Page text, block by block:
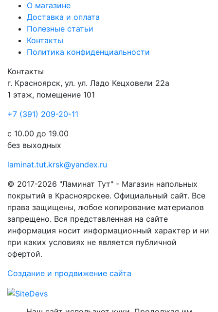
О магазине
Доставка и оплата
Полезные статьи
Контакты
Политика конфиденциальности
Контакты
г. Красноярск, ул. ул. Ладо Кецховели 22а
1 этаж, помещение 101
+7 (391) 209-20-11
с 10.00 до 19.00
без выходных
laminat.tut.krsk@yandex.ru
© 2017-2026 "Ламинат Тут" - Магазин напольных
покрытий в Красноярскее. Официальный сайт. Все
права защищены, любое копирование материалов
запрещено. Вся представленная на сайте
информация носит информационный характер и ни
при каких условиях не является публичной
офертой.
Создание и продвижение сайта